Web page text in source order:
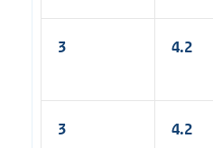
3 4.2
3 4.2